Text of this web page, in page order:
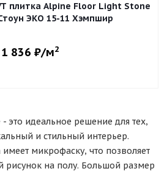
плитка Alpine Floor Light Stone
ЭКО 15-11 Хэмпшир
1 836 ₽/м2
это идеальное решение для тех,
и стильный интерьер.
микрофаску, что позволяет
рисунок на полу. Большой размер